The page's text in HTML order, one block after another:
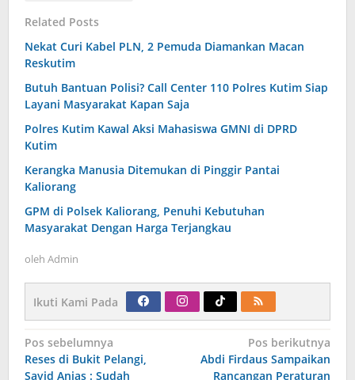
Related Posts
Nekat Curi Kabel PLN, 2 Pemuda Diamankan Macan
Reskutim
Butuh Bantuan Polisi? Call Center 110 Polres Kutim Siap
Layani Masyarakat Kapan Saja
Polres Kutim Kawal Aksi Mahasiswa GMNI di DPRD
Kutim
Kerangka Manusia Ditemukan di Pinggir Pantai
Kaliorang
GPM di Polsek Kaliorang, Penuhi Kebutuhan
Masyarakat Dengan Harga Terjangkau
oleh Admin
Ikuti Kami Pada
Navigasi
pos
Pos sebelumnya
Reses di Bukit Pelangi,
Sayid Anjas : Sudah
Pos berikutnya
Abdi Firdaus Sampaikan
Rancangan Peraturan